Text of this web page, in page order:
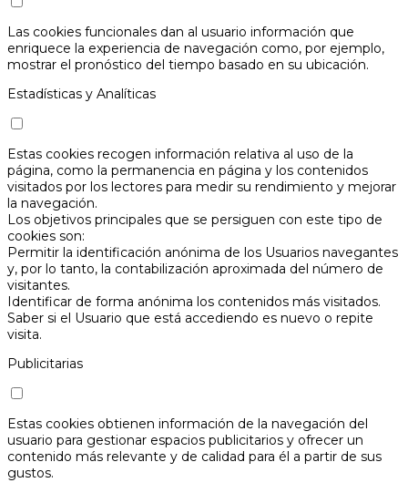
Las cookies funcionales dan al usuario información que
enriquece la experiencia de navegación como, por ejemplo,
mostrar el pronóstico del tiempo basado en su ubicación.
Estadísticas y Analíticas
Estas cookies recogen información relativa al uso de la
página, como la permanencia en página y los contenidos
visitados por los lectores para medir su rendimiento y mejorar
la navegación.
Los objetivos principales que se persiguen con este tipo de
cookies son:
Permitir la identificación anónima de los Usuarios navegantes
y, por lo tanto, la contabilización aproximada del número de
visitantes.
Identificar de forma anónima los contenidos más visitados.
Saber si el Usuario que está accediendo es nuevo o repite
visita.
Publicitarias
Estas cookies obtienen información de la navegación del
usuario para gestionar espacios publicitarios y ofrecer un
contenido más relevante y de calidad para él a partir de sus
gustos.